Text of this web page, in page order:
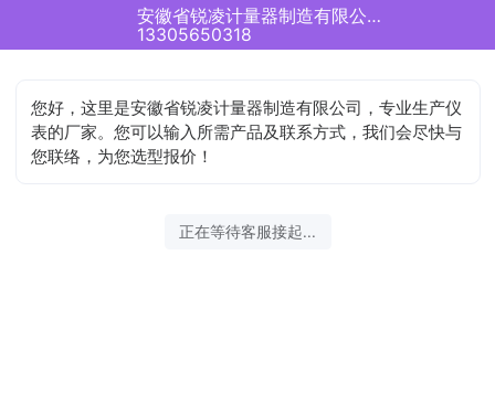
安徽省锐凌计量器制造有限公司正在为您服务
13305650318
您好，这里是安徽省锐凌计量器制造有限公司，专业生产仪
表的厂家。您可以输入所需产品及联系方式，我们会尽快与
您联络，为您选型报价！
正在等待客服接起...